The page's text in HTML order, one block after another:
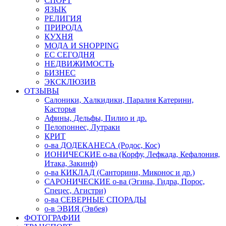
ЯЗЫК
РЕЛИГИЯ
ПРИРОДА
КУХНЯ
МОДА И SHOPPING
ЕС СЕГОДНЯ
НЕДВИЖИМОСТЬ
БИЗНЕС
ЭКСКЛЮЗИВ
ОТЗЫВЫ
Салоники, Халкидики, Паралия Катерини,
Касторья
Афины, Дельфы, Пилио и др.
Пелопоннес, Лутраки
КРИТ
о-ва ДОДЕКАНЕСА (Родос, Кос)
ИОНИЧЕСКИЕ о-ва (Корфу, Лефкада, Кефалония,
Итака, Закинф)
о-ва КИКЛАД (Санторини, Миконос и др.)
САРОНИЧЕСКИЕ о-ва (Эгина, Гидра, Порос,
Спецес, Агистри)
о-ва СЕВЕРНЫЕ СПОРАДЫ
о-в ЭВИЯ (Эвбея)
ФОТОГРАФИИ